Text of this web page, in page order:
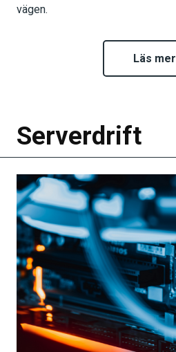
vägen.
Läs mer
Serverdrift